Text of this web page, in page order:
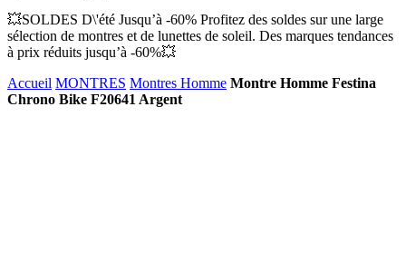
💥SOLDES D\'été Jusqu’à -60% Profitez des soldes sur une large
sélection de montres et de lunettes de soleil. Des marques tendances
à prix réduits jusqu’à -60%💥
Accueil MONTRES Montres Homme Montre Homme Festina
Chrono Bike F20641 Argent